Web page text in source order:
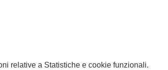
relative a Statistiche e cookie funzionali.